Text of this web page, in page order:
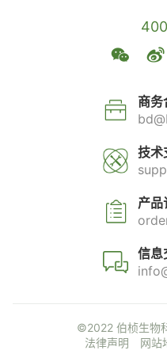
商务
技术
产品
信息
©2022 伯桢生物
法律声明
网站